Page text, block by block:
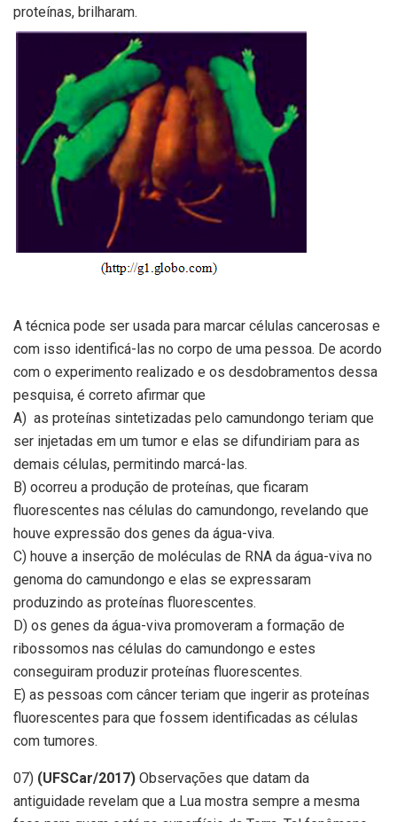
proteínas, brilharam.
A técnica pode ser usada para marcar células cancerosas e
com isso identificá-las no corpo de uma pessoa. De acordo
com o experimento realizado e os desdobramentos dessa
pesquisa, é correto afirmar que
A) as proteínas sintetizadas pelo camundongo teriam que
ser injetadas em um tumor e elas se difundiriam para as
demais células, permitindo marcá-las.
B) ocorreu a produção de proteínas, que ficaram
fluorescentes nas células do camundongo, revelando que
houve expressão dos genes da água-viva.
C) houve a inserção de moléculas de RNA da água-viva no
genoma do camundongo e elas se expressaram
produzindo as proteínas fluorescentes.
D) os genes da água-viva promoveram a formação de
ribossomos nas células do camundongo e estes
conseguiram produzir proteínas fluorescentes.
E) as pessoas com câncer teriam que ingerir as proteínas
fluorescentes para que fossem identificadas as células
com tumores.
07) (UFSCar/2017) Observações que datam da
antiguidade revelam que a Lua mostra sempre a mesma